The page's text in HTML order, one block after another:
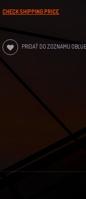
CHECK SHIPPING PRICE
PRIDAŤ DO ZOZNAMU